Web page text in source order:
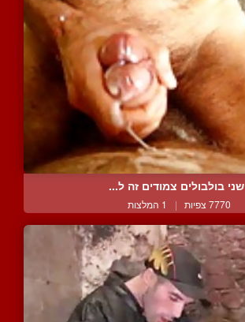
שני בולבולים צמודים זה ל...
7770 צפיות | 1 המלצות